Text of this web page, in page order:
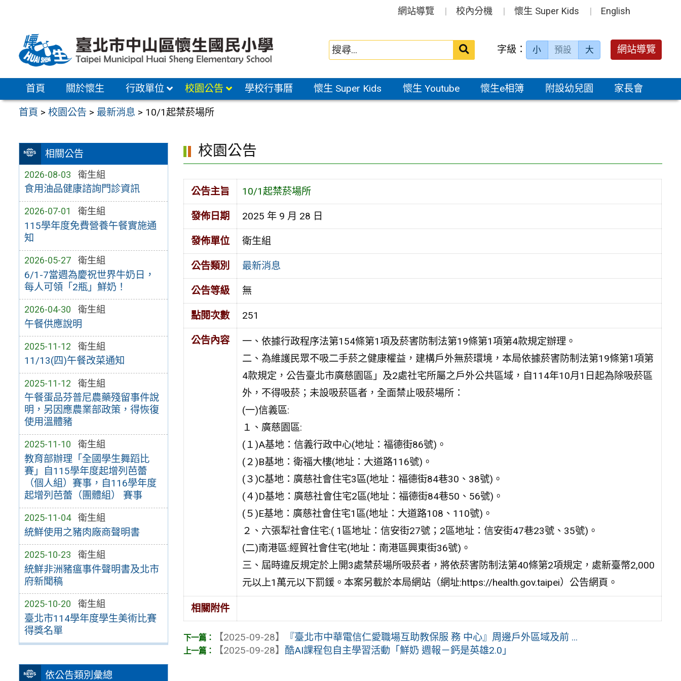
區
網站導覽 校內分機 懷生 Super Kids English
送出 字級： 小 預設 大 網站導覽
首頁 關於懷生 行政單位 校園公告 學校行事曆 懷生 Super Kids 懷生 Youtube 懷生e相簿 附設幼兒園 家長會
首頁 >校園公告 > 最新消息 > 10/1起禁菸場所
相關公告
2026-08-03 衛生組
食用油品健康諮詢門診資訊
2026-07-01 衛生組
115學年度免費營養午餐實施通
知
2026-05-27 衛生組
6/1-7當週為慶祝世界牛奶日，
每人可領「2瓶」鮮奶！
2026-04-30 衛生組
午餐供應說明
2025-11-12 衛生組
11/13(四)午餐改菜通知
2025-11-12 衛生組
午餐蛋品芬普尼農藥殘留事件說
明，另因應農業部政策，得恢復
使用溫體豬
2025-11-10 衛生組
教育部辦理「全國學生舞蹈比
賽」自115學年度起增列芭蕾
（個人組）賽事，自116學年度
起增列芭蕾（團體組） 賽事
2025-11-04 衛生組
統鮮使用之豬肉廠商聲明書
2025-10-23 衛生組
統鮮非洲豬瘟事件聲明書及北市
府新聞稿
2025-10-20 衛生組
臺北市114學年度學生美術比賽
得獎名單
依公告類別彙總
校園公告
公告主旨 10/1起禁菸場所
發佈日期 2025 年 9 月 28 日
發佈單位 衛生組
公告類別 最新消息
公告等級 無
點閱次數 251
公告內容
一、依據行政程序法第154條第1項及菸害防制法第19條第1項第4款規定辦理。
二、為維護民眾不吸二手菸之健康權益，建構戶外無菸環境，本局依據菸害防制法第19條第1項第
4款規定，公告臺北市廣慈園區」及2處社宅所屬之戶外公共區域，自114年10月1日起為除吸菸區
外，不得吸菸；未設吸菸區者，全面禁止吸菸場所：
(一)信義區:
１、廣慈園區:
(１)A基地：信義行政中心(地址：福德街86號)。
(２)B基地：衛福大樓(地址：大道路116號)。
(３)C基地：廣慈社會住宅3區(地址：福德街84巷30、38號)。
(４)D基地：廣慈社會住宅2區(地址：福德街84巷50、56號)。
(５)E基地：廣慈社會住宅1區(地址：大道路108、110號)。
２、六張犁社會住宅:( 1區地址：信安街27號；2區地址：信安街47巷23號、35號)。
(二)南港區:經貿社會住宅(地址：南港區興東街36號)。
三、屆時違反規定於上開3處禁菸場所吸菸者，將依菸害防制法第40條第2項規定，處新臺幣2,000
元以上1萬元以下罰鍰。本案另載於本局網站（網址:https://health.gov.taipei）公告網頁。
相關附件
【2025-09-28】
『臺北市中華電信仁愛職場互助教保服 務 中心』周邊戶外區域及前 ...
【2025-09-28】 酷AI課程包自主學習活動「鮮奶 週報－鈣是英雄2.0」